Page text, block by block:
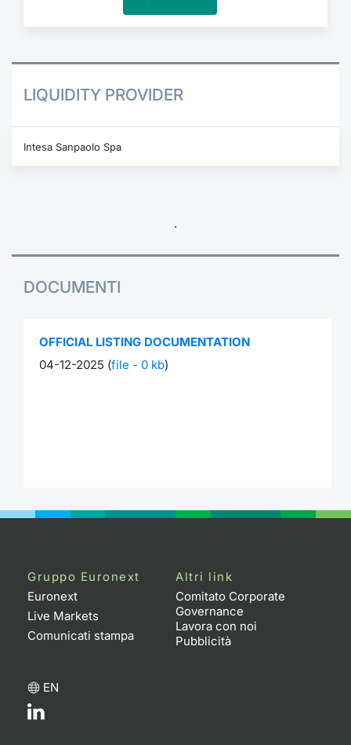
LIQUIDITY PROVIDER
Intesa Sanpaolo Spa
.
DOCUMENTI
OFFICIAL LISTING DOCUMENTATION
04-12-2025 (file - 0 kb)
Gruppo Euronext
Euronext
Live Markets
Comunicati stampa
Altri link
Comitato Corporate
Governance
Lavora con noi
Pubblicità
EN